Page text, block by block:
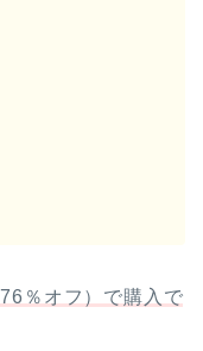
％オフ）で購入で